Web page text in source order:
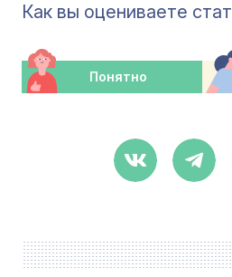
Как вы оцениваете
Понятно